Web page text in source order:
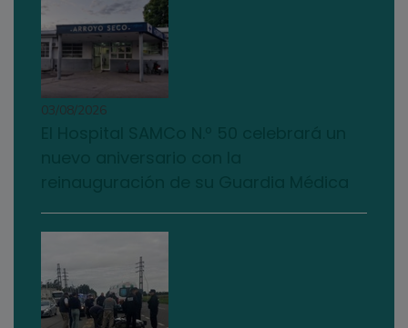
03/08/2026